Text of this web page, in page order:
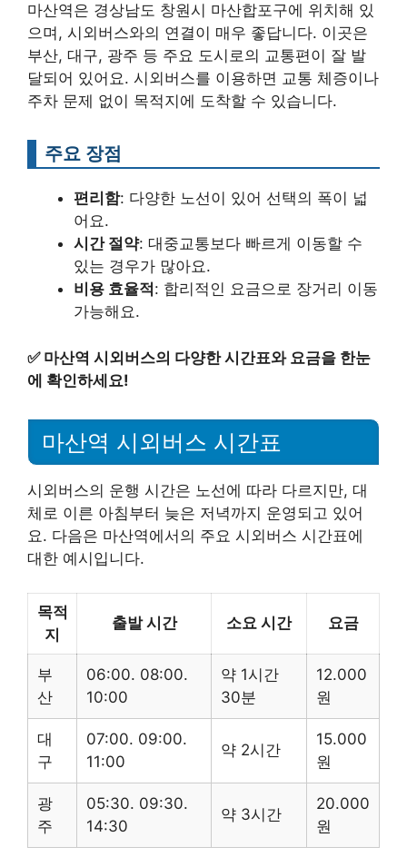
마산역은 경상남도 창원시 마산합포구에 위치해 있
으며, 시외버스와의 연결이 매우 좋답니다. 이곳은
부산, 대구, 광주 등 주요 도시로의 교통편이 잘 발
달되어 있어요. 시외버스를 이용하면 교통 체증이나
주차 문제 없이 목적지에 도착할 수 있습니다.
주요 장점
편리함: 다양한 노선이 있어 선택의 폭이 넓
어요.
시간 절약: 대중교통보다 빠르게 이동할 수
있는 경우가 많아요.
비용 효율적 : 합리적인 요금으로 장거리 이동
가능해요.
✅ 마산역 시외버스의 다양한 시간표와 요금을 한눈
에 확인하세요!
마산역 시외버스 시간표
시외버스의 운행 시간은 노선에 따라 다르지만, 대
체로 이른 아침부터 늦은 저녁까지 운영되고 있어
요. 다음은 마산역에서의 주요 시외버스 시간표에
대한 예시입니다.
목적
지
출발 시간 소요 시간 요금
부
산
06:00. 08:00.
10:00
약 1시간
30분
12.000
원
대
구
07:00. 09:00.
11:00
약 2시간
15.000
원
광
주
05:30. 09:30.
14:30
약 3시간
20.000
원